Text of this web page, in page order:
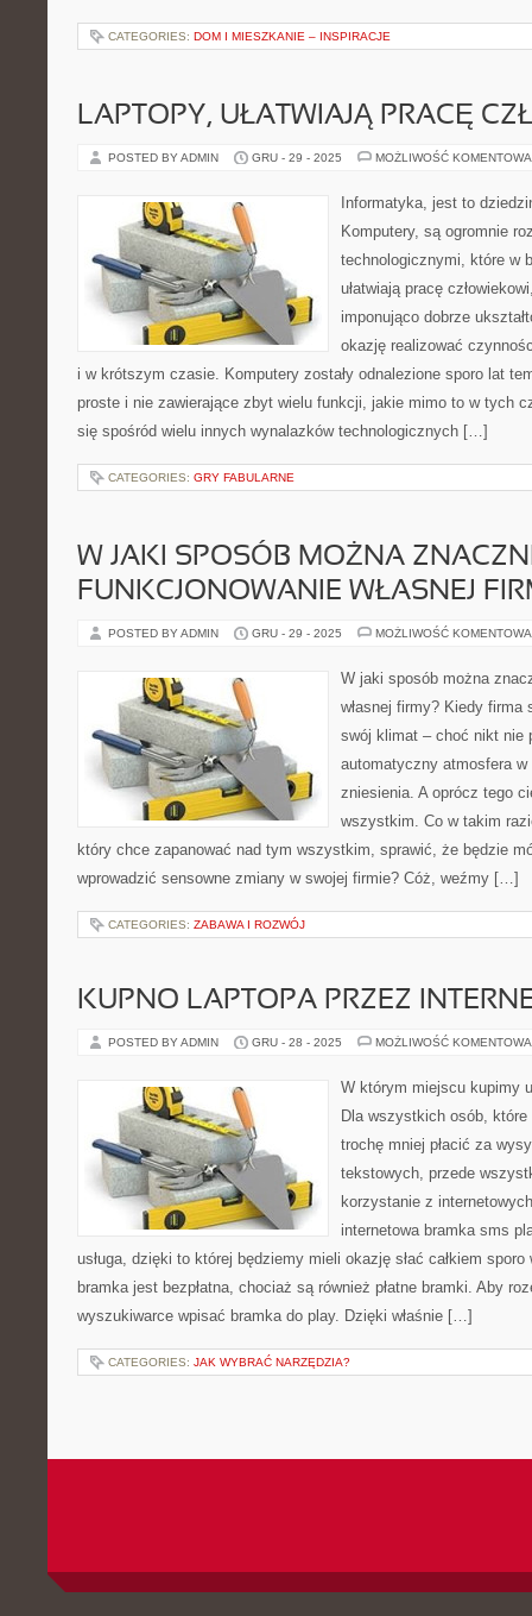
CATEGORIES: DOM I MIESZKANIE – INSPIRACJE
LAPTOPY, UŁATWIAJĄ PRACĘ
POSTED BY ADMIN GRU - 29 - 2025 MOŻLIWOŚĆ
Informatyka, jest to
Komputery, są ogromnie
technologicznymi, które w
ułatwiają pracę
imponująco dobrze
okazję realizować
i w krótszym czasie. Komputery zostały odnalezione sporo lat
proste i nie zawierające zbyt wielu funkcji, jakie mimo to w tych
się spośród wielu innych wynalazków technologicznych […]
CATEGORIES: GRY FABULARNE
W JAKI SPOSÓB MOŻNA
FUNKCJONOWANIE WŁASNEJ
POSTED BY ADMIN GRU - 29 - 2025 MOŻLIWOŚĆ
W jaki sposób można
własnej firmy? Kiedy
swój klimat – choć nikt nie
automatyczny atmosfera
zniesienia. A oprócz tego
wszystkim. Co w takim
który chce zapanować nad tym wszystkim, sprawić, że będzie
wprowadzić sensowne zmiany w swojej firmie? Cóż, weźmy […]
CATEGORIES: ZABAWA I ROZWÓJ
KUPNO LAPTOPA PRZEZ
POSTED BY ADMIN GRU - 28 - 2025 MOŻLIWOŚĆ
W którym miejscu kupimy
Dla wszystkich osób,
trochę mniej płacić za
tekstowych, przede
korzystanie z
internetowa bramka sms
usługa, dzięki to której będziemy mieli okazję słać całkiem
bramka jest bezpłatna, chociaż są również płatne bramki. Aby
wyszukiwarce wpisać bramka do play. Dzięki właśnie […]
CATEGORIES: JAK WYBRAĆ NARZĘDZIA?